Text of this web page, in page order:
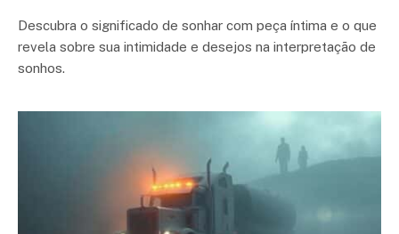
Descubra o significado de sonhar com peça íntima e o que
revela sobre sua intimidade e desejos na interpretação de
sonhos.